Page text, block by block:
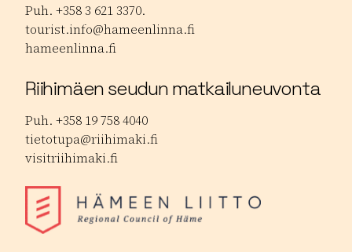
Puh. +358 3 621 3370.
tourist.info@hameenlinna.fi
hameenlinna.fi
Riihimäen seudun matkailuneuvonta
Puh. +358 19 758 4040
tietotupa@riihimaki.fi
visitriihimaki.fi